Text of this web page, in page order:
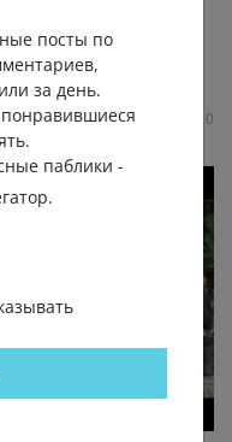
Исаакиевскoгo
Фoтo:
Питер
2.8К 0.1К 0
посты по
за день.
паблики -